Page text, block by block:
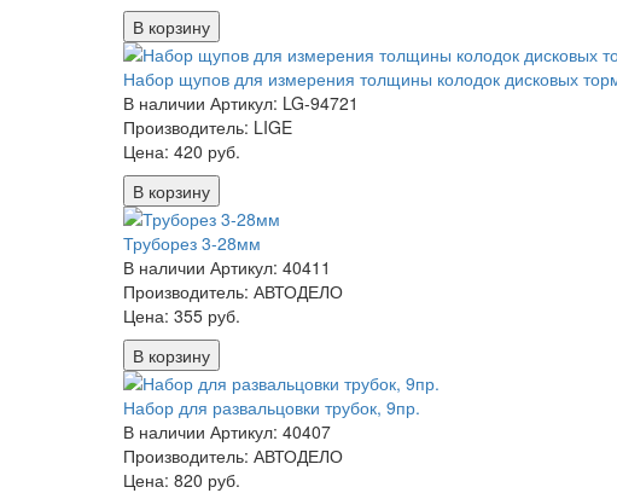
В корзину
Набор щупов для измерения толщины колодок дисковых
В наличии Артикул: LG-94721
Производитель: LIGE
Цена: 420 руб.
В корзину
Труборез 3-28мм
В наличии Артикул: 40411
Производитель: АВТОДЕЛО
Цена: 355 руб.
В корзину
Набор для развальцовки трубок, 9пр.
В наличии Артикул: 40407
Производитель: АВТОДЕЛО
Цена: 820 руб.